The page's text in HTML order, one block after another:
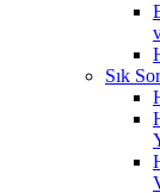
Sık